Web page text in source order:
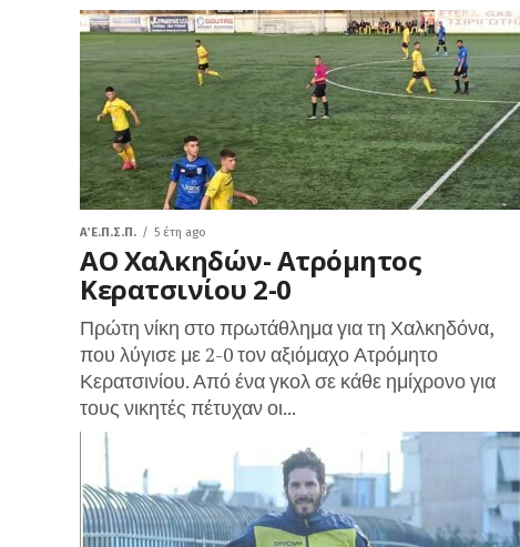
Α΄ Ε.Π.Σ.Π. 5 έτη ago
ΑΟ Χαλκηδών- Ατρόμητος
Κερατσινίου 2-0
Πρώτη νίκη στο πρωτάθλημα για τη Χαλκηδόνα,
που λύγισε με 2-0 τον αξιόμαχο Ατρόμητο
Κερατσινίου. Από ένα γκολ σε κάθε ημίχρονο για
τους νικητές πέτυχαν οι...